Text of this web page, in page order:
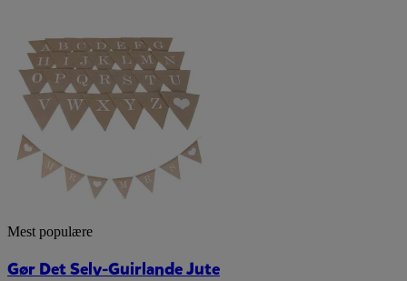
Mest populære
Gør Det Selv-Guirlande Jute